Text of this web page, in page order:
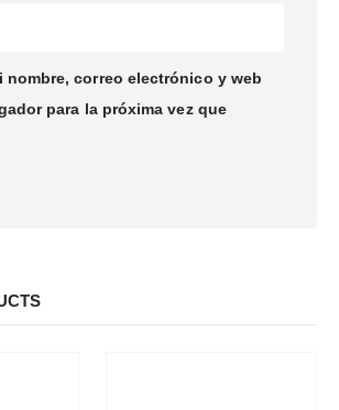
nombre, correo electrónico y web
para la próxima vez que